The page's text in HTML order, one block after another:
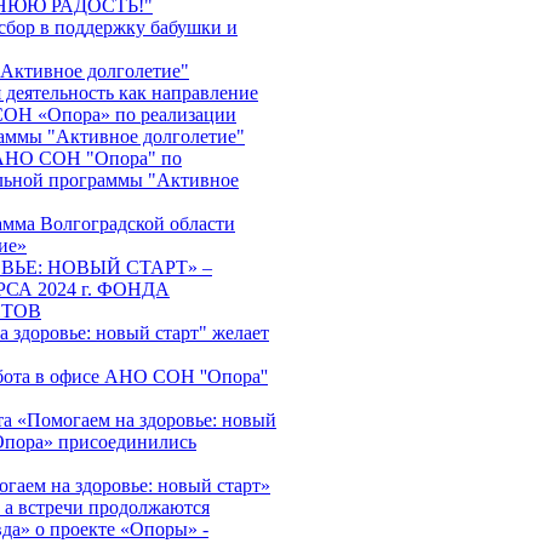
РАДОСТЬ!"
в поддержку бабушки и
долголетие"
как направление
«Опора» по реализации
"Активное долголетие"
СОН "Опора" по
программы "Активное
Волгоградской области
НОВЫЙ СТАРТ» –
2024 г. ФОНДА
новый старт" желает
в офисе АНО СОН ''Опора''
«Помогаем на здоровье: новый
присоединились
на здоровье: новый старт»
встречи продолжаются
о проекте «Опоры» -